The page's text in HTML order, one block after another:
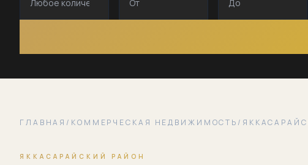
ГЛАВНАЯ / КОММЕРЧЕСКАЯ НЕДВИЖИМОСТЬ /
ЯККАСАРАЙСКИЙ РАЙОН